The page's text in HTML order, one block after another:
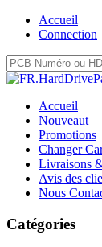
Accueil
Connection
Accueil
Nouveaut
Promotions
Changer
Livraisons
Avis des
Nous
Catégories